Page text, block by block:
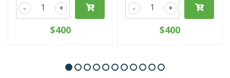
+
-
$400
+
-
$400